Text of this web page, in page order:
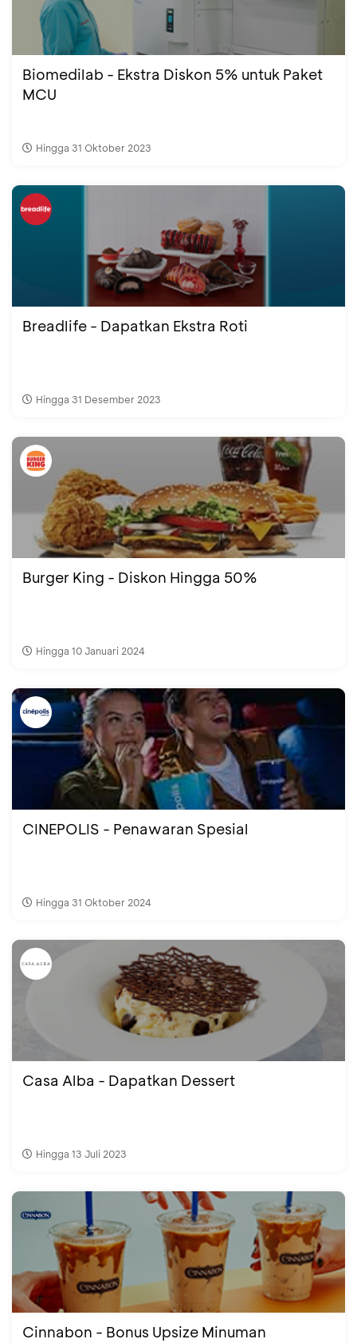
Biomedilab - Ekstra Diskon 5% untuk Paket
MCU
Hingga 31 Oktober 2023
Breadlife - Dapatkan Ekstra Roti
Hingga 31 Desember 2023
Burger King - Diskon Hingga 50%
Hingga 10 Januari 2024
CINEPOLIS - Penawaran Spesial
Hingga 31 Oktober 2024
Casa Alba - Dapatkan Dessert
Hingga 13 Juli 2023
Cinnabon - Bonus Upsize Minuman